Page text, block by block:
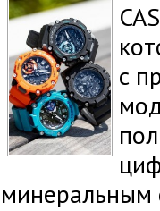
с
минеральным